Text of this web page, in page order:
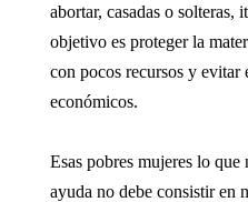
abortar, casadas o solteras,
objetivo es proteger la
con pocos recursos y
económicos.
Esas pobres mujeres lo que
ayuda no debe consistir en